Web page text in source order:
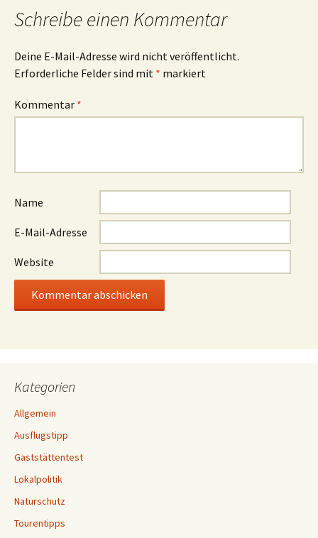
Schreibe einen Kommentar
Deine E-Mail-Adresse wird nicht veröffentlicht.
Erforderliche Felder sind mit * markiert
Kommentar *
Name
E-Mail-Adresse
Website
Kategorien
Allgemein
Ausflugstipp
Gaststättentest
Lokalpolitik
Naturschutz
Tourentipps